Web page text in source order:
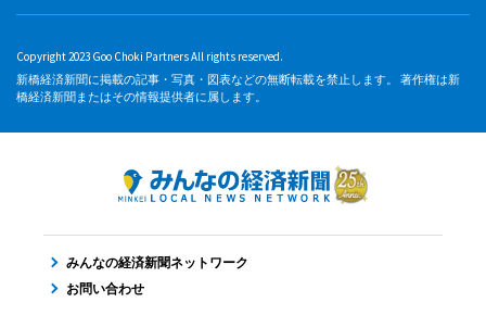
Copyright 2023 Goo Choki Partners All rights reserved.
新橋経済新聞に掲載の記事・写真・図表などの無断転載を禁止します。 著作権は新
橋経済新聞またはその情報提供者に属します。
みんなの経済新聞ネットワーク
お問い合わせ